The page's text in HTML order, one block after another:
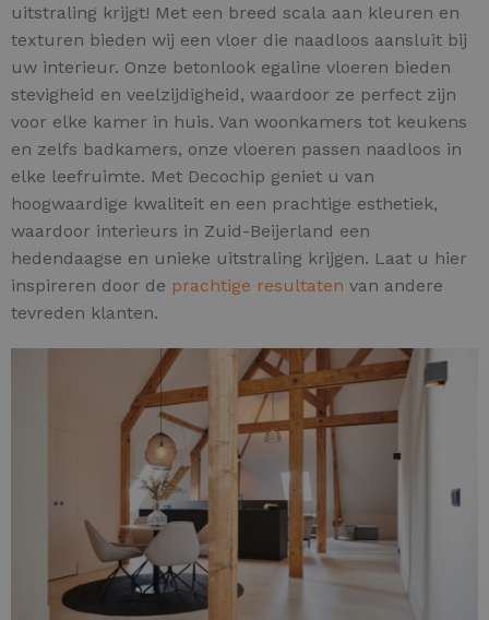
uitstraling krijgt! Met een breed scala aan kleuren en
texturen bieden wij een vloer die naadloos aansluit bij
uw interieur. Onze betonlook egaline vloeren bieden
stevigheid en veelzijdigheid, waardoor ze perfect zijn
voor elke kamer in huis. Van woonkamers tot keukens
en zelfs badkamers, onze vloeren passen naadloos in
elke leefruimte. Met Decochip geniet u van
hoogwaardige kwaliteit en een prachtige esthetiek,
waardoor interieurs in Zuid-Beijerland een
hedendaagse en unieke uitstraling krijgen. Laat u hier
inspireren door de prachtige resultaten van andere
tevreden klanten.